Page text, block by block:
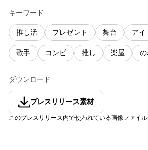
キーワード
推し活 プレゼント 舞台 アイ
歌手 コンビ 推し 楽屋
ダウンロード
プレスリリース素材
このプレスリリース内で使われている画像ファイ